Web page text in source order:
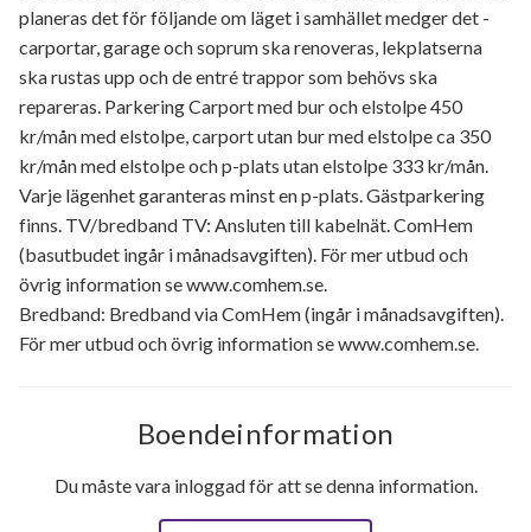
planeras det för följande om läget i samhället medger det -
carportar, garage och soprum ska renoveras, lekplatserna
ska rustas upp och de entré trappor som behövs ska
repareras. Parkering Carport med bur och elstolpe 450
kr/mån med elstolpe, carport utan bur med elstolpe ca 350
kr/mån med elstolpe och p-plats utan elstolpe 333 kr/mån.
Varje lägenhet garanteras minst en p-plats. Gästparkering
finns. TV/bredband TV: Ansluten till kabelnät. ComHem
(basutbudet ingår i månadsavgiften). För mer utbud och
övrig information se www.comhem.se.
Bredband: Bredband via ComHem (ingår i månadsavgiften).
För mer utbud och övrig information se www.comhem.se.
Boendeinformation
Du måste vara inloggad för att se denna information.